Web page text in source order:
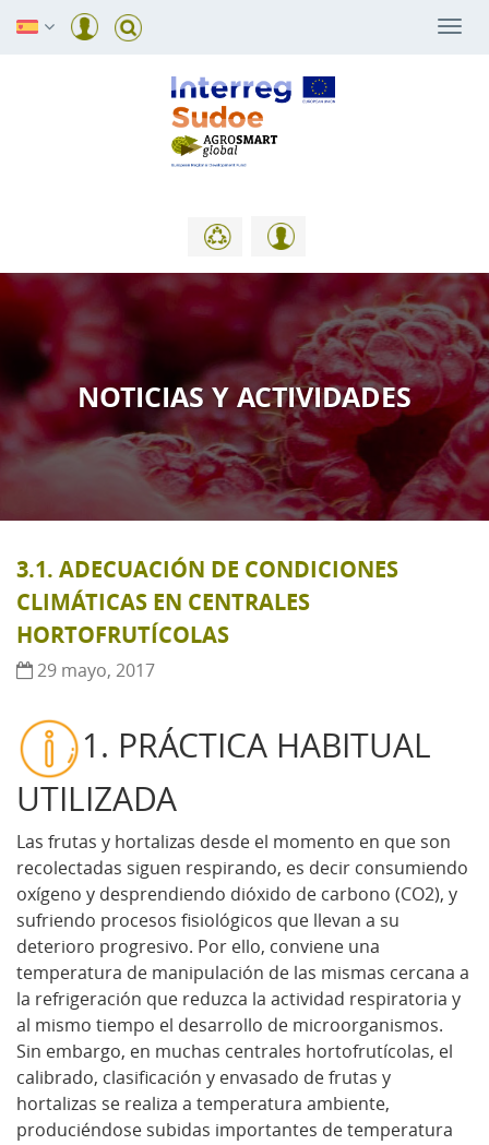
NOTICIAS Y ACTIVIDADES
3.1. ADECUACIÓN DE CONDICIONES
CLIMÁTICAS EN CENTRALES
HORTOFRUTÍCOLAS
29 mayo, 2017
1. PRÁCTICA HABITUAL
UTILIZADA
Las frutas y hortalizas desde el momento en que son
recolectadas siguen respirando, es decir consumiendo
oxígeno y desprendiendo dióxido de carbono (CO2), y
sufriendo procesos fisiológicos que llevan a su
deterioro progresivo. Por ello, conviene una
temperatura de manipulación de las mismas cercana a
la refrigeración que reduzca la actividad respiratoria y
al mismo tiempo el desarrollo de microorganismos.
Sin embargo, en muchas centrales hortofrutícolas, el
calibrado, clasificación y envasado de frutas y
hortalizas se realiza a temperatura ambiente,
produciéndose subidas importantes de temperatura